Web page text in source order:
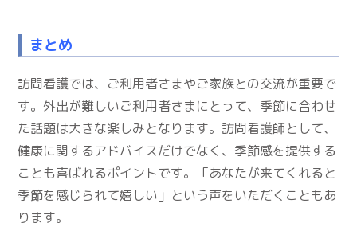
まとめ
訪問看護では、ご利用者さまやご家族との交流が重要で
す。外出が難しいご利用者さまにとって、季節に合わせ
た話題は大きな楽しみとなります。訪問看護師として、
健康に関するアドバイスだけでなく、季節感を提供する
ことも喜ばれるポイントです。「あなたが来てくれると
季節を感じられて嬉しい」という声をいただくこともあ
ります。